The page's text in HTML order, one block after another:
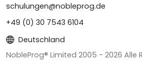
schulungen@nobleprog.de
+49 (0) 30 7543 6104
Deutschland
NobleProg® Limited 2005 - 2026 Alle